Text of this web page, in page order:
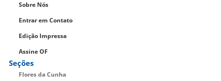
Sobre Nós
Entrar em Contato
Edição Impressa
Assine OF
Seções
Flores da Cunha